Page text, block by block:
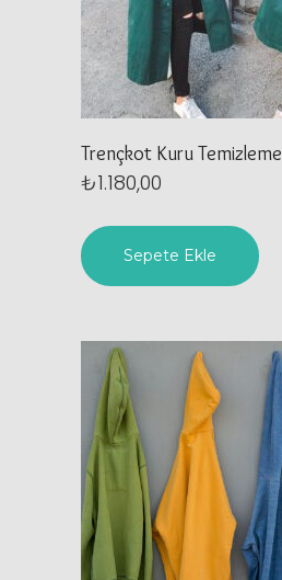
Trençkot Kuru Temizleme
₺1.180,00
Sepete Ekle